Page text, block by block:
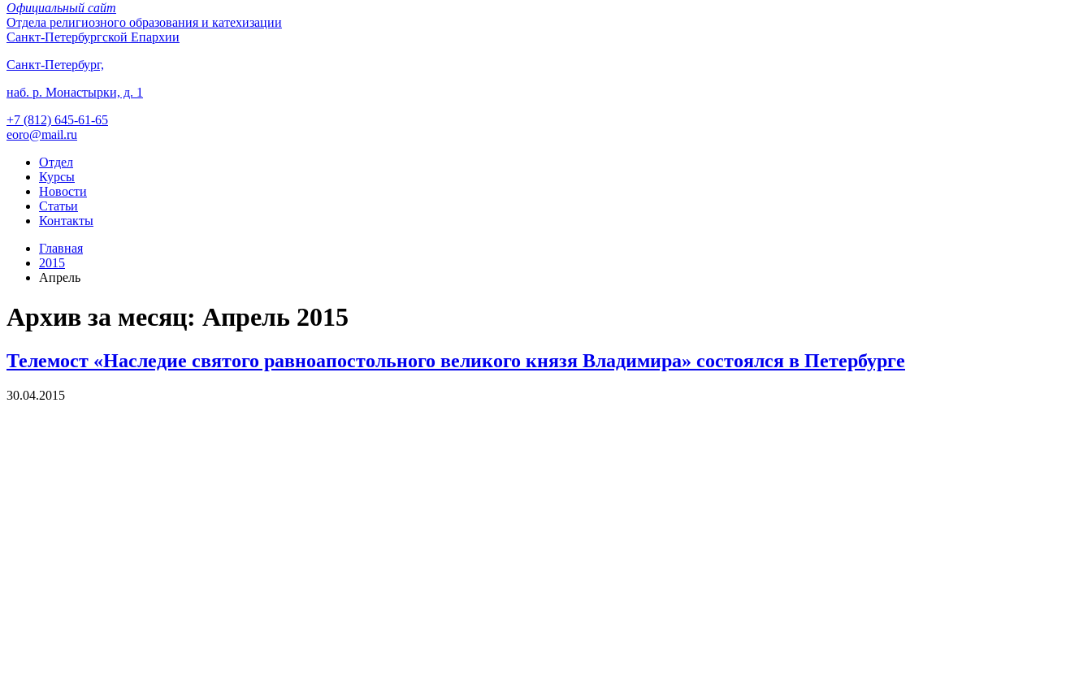
Официальный сайт
Отдела религиозного образования и катехизации
Санкт-Петербургской Епархии
Санкт-Петербург,
наб. р. Монастырки, д. 1
+7 (812) 645-61-65
eoro@mail.ru
Отдел
Курсы
Новости
Статьи
Контакты
Главная
2015
Апрель
Архив за месяц: Апрель 2015
Телемост «Наследие святого равноапостольного великого князя Владимира» состоялся в Петербурге
30.04.2015